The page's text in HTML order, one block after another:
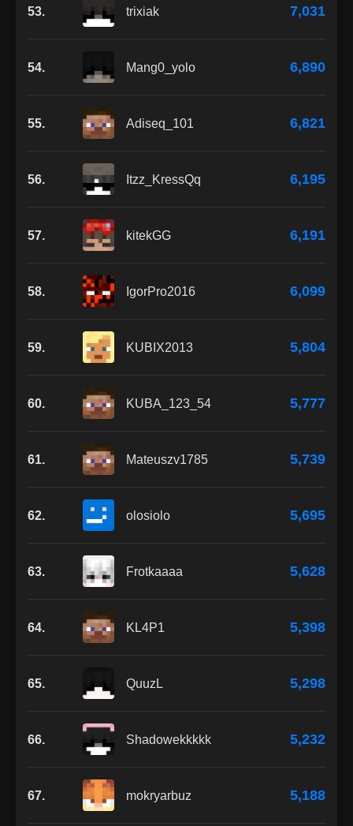
53. trixiak 7,031
54. Mang0_yolo 6,890
55. Adiseq_101 6,821
56. Itzz_KressQq 6,195
57. kitekGG 6,191
58. IgorPro2016 6,099
59. KUBIX2013 5,804
60. KUBA_123_54 5,777
61. Mateuszv1785 5,739
62. olosiolo 5,695
63. Frotkaaaa 5,628
64. KL4P1 5,398
65. QuuzL 5,298
66. Shadowekkkkk 5,232
67. mokryarbuz 5,188